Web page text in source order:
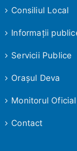
Consiliul Local
Informaţii
Servicii Publice
Oraşul Deva
Monitorul
Contact